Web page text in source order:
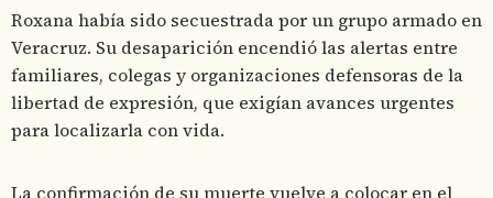
Roxana había sido secuestrada por un grupo armado en
Veracruz. Su desaparición encendió las alertas entre
familiares, colegas y organizaciones defensoras de la
libertad de expresión, que exigían avances urgentes
para localizarla con vida.
La confirmación de su muerte vuelve a colocar en el